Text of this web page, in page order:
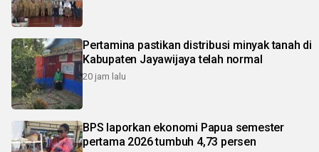
Pertamina pastikan distribusi minyak tanah di
Kabupaten Jayawijaya telah normal
20 jam lalu
BPS laporkan ekonomi Papua semester
pertama 2026 tumbuh 4,73 persen